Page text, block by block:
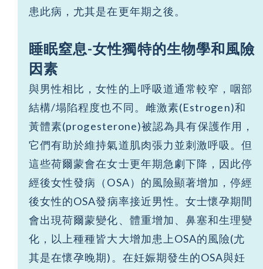
患此病，尤其是在更年期之後。
睡眠窒息-女性獨特的生物學和風險
因素
與男性相比，女性的上呼吸道通常較窄，咽部
結構/塌陷程度也不同。雌激素(Estrogen)和
黃體素(progesterone)被認為具有保護作用，
它們有助於維持氣道肌肉張力並刺激呼吸。但
這些荷爾蒙會在女士更年期急劇下降，因此停
經後女性發病（OSA）的風險顯著增加，停經
後女性的OSA發病率接近男性。女士懷孕期間
會出現荷爾蒙變化、體重增加、鼻塞和生理變
化，以上種種皆大大增加患上OSA的風險(尤
其是在懷孕晚期)。在妊娠期發生的OSA與妊